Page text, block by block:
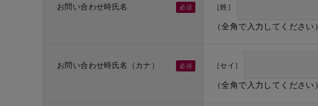
お問い合わせ時氏名 ［姓］
（全角で入力してください）
お問い合わせ時氏名（カナ） ［セイ］
（全角で入力してください）